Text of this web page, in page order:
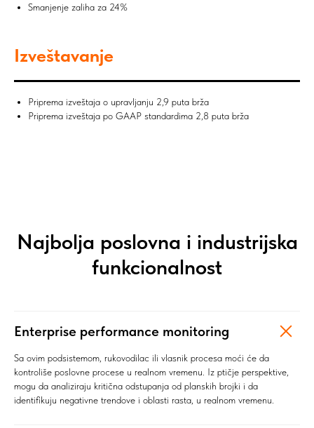
Smanjenje zaliha za 24%
Izveštavanje
Priprema izveštaja o upravljanju 2,9 puta brža
Priprema izveštaja po GAAP standardima 2,8 puta brža
Najbolja poslovna i industrijska
funkcionalnost
Enterprise performance monitoring
Sa ovim podsistemom, rukovodilac ili vlasnik procesa moći će da
kontroliše poslovne procese u realnom vremenu. Iz ptičje perspektive,
mogu da analiziraju kritična odstupanja od planskih brojki i da
identifikuju negativne trendove i oblasti rasta, u realnom vremenu.